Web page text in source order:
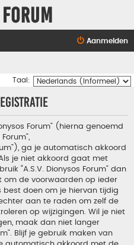
Aanmelden
Taal:
Forum” (hierna genoemd
Forum”,
ga je automatisch akkoord
je niet akkoord gaat met
“A.S.V. Dionysos Forum” dan
om de voorwaarden op ieder
best doen om je hiervan tijdig
aan te raden om zelf de
op wijzigingen. Wil je niet
maak dan niet langer
Blijf je gebruik maken van